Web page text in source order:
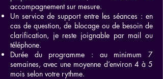
accompagnement sur mesure.
Un service de support entre les séances : en
cas de question, de blocage ou de besoin de
clarification, je reste joignable par mail ou
téléphone.
Durée du programme : au minimum 7
semaines, avec une moyenne d’environ 4 à 5
mois selon votre rythme.